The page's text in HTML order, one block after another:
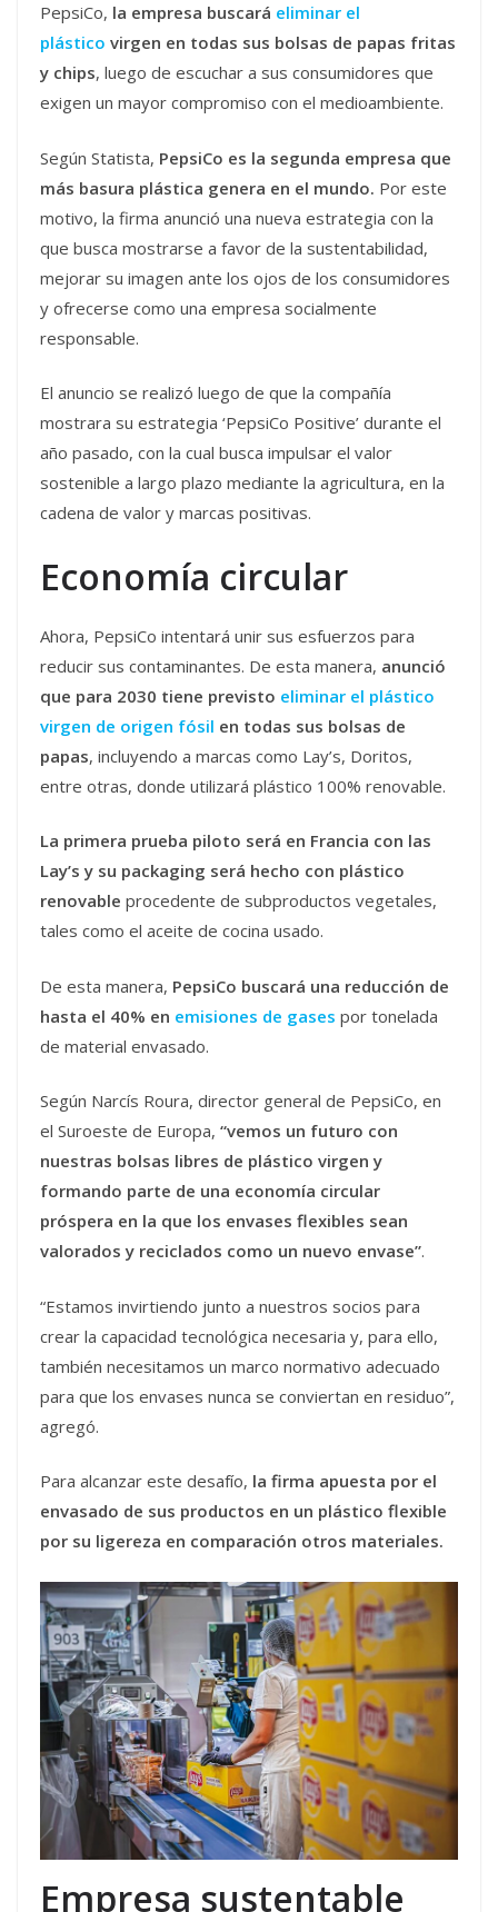
PepsiCo, la empresa buscará eliminar el
plástico virgen en todas sus bolsas de papas fritas
y chips, luego de escuchar a sus consumidores que
exigen un mayor compromiso con el medioambiente.
Según Statista, PepsiCo es la segunda empresa que
más basura plástica genera en el mundo. Por este
motivo, la firma anunció una nueva estrategia con la
que busca mostrarse a favor de la sustentabilidad,
mejorar su imagen ante los ojos de los consumidores
y ofrecerse como una empresa socialmente
responsable.
El anuncio se realizó luego de que la compañía
mostrara su estrategia ‘PepsiCo Positive’ durante el
año pasado, con la cual busca impulsar el valor
sostenible a largo plazo mediante la agricultura, en la
cadena de valor y marcas positivas.
Economía circular
Ahora, PepsiCo intentará unir sus esfuerzos para
reducir sus contaminantes. De esta manera, anunció
que para 2030 tiene previsto eliminar el plástico
virgen de origen fósil en todas sus bolsas de
papas, incluyendo a marcas como Lay’s, Doritos,
entre otras, donde utilizará plástico 100% renovable.
La primera prueba piloto será en Francia con las
Lay’s y su packaging será hecho con plástico
renovable procedente de subproductos vegetales,
tales como el aceite de cocina usado.
De esta manera, PepsiCo buscará una reducción de
hasta el 40% en emisiones de gases por tonelada
de material envasado.
Según Narcís Roura, director general de PepsiCo, en
el Suroeste de Europa, “vemos un futuro con
nuestras bolsas libres de plástico virgen y
formando parte de una economía circular
próspera en la que los envases flexibles sean
valorados y reciclados como un nuevo envase”.
“Estamos invirtiendo junto a nuestros socios para
crear la capacidad tecnológica necesaria y, para ello,
también necesitamos un marco normativo adecuado
para que los envases nunca se conviertan en residuo”,
agregó.
Para alcanzar este desafío, la firma apuesta por el
envasado de sus productos en un plástico flexible
por su ligereza en comparación otros materiales.
Empresa sustentable